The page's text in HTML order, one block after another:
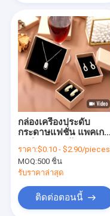
กระดาษกระดาษ
กระดาษกระดาษ
กระดาษกระดาษ
กระดาษกระดาษ
กระดาษกระดาษ
กระดาษกระดาษ
กระดาษกระดาษ
กระดาษกระดาษ
กระดาษกระดาษ
กระดาษกระดาษ
กระดาษกระดาษ
กระดาษกระดาษ
กระดาษกระดาษ
กระดาษกระดาษ
กระดาษกระดาษ
กระดาษกระดาษ
กระดาษกระดาษ
กระดาษกระดาษ
กระดาษกระดาษ
กระดาษกระดาษ
กระดาษ
กล่องเครื่องประดับ
กระดาษแฟชั่น แพคเก
ราคา:$0.10 - $2.90/pieces
MOQ:500 ชิ้น
รับราคาล่าสุด
ติดต่อตอนนี้